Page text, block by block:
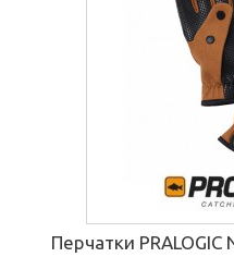
Перчатки